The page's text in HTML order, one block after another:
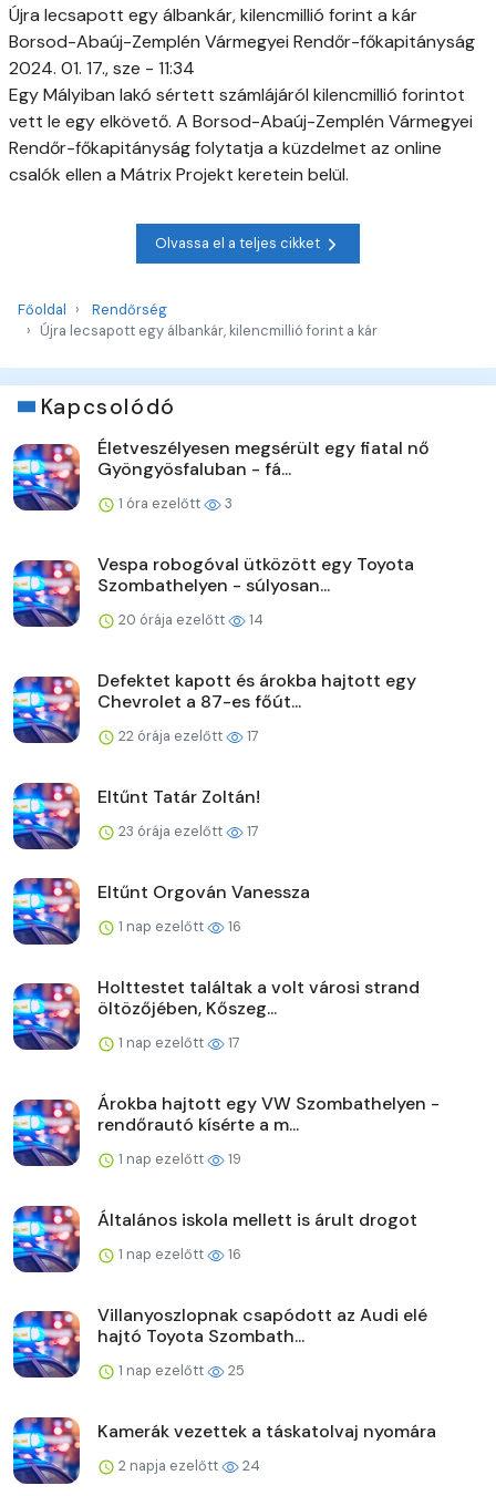
Újra lecsapott egy álbankár, kilencmillió forint a kár
Borsod-Abaúj-Zemplén Vármegyei Rendőr-főkapitányság
2024. 01. 17., sze - 11:34
Egy Mályiban lakó sértett számlájáról kilencmillió forintot
vett le egy elkövető. A Borsod-Abaúj-Zemplén Vármegyei
Rendőr-főkapitányság folytatja a küzdelmet az online
csalók ellen a Mátrix Projekt keretein belül.
Olvassa el a teljes cikket
Főoldal
Rendőrség
Újra lecsapott egy álbankár, kilencmillió forint a kár
Kapcsolódó
Életveszélyesen megsérült egy fiatal nő
Gyöngyösfaluban - fá...
1 óra ezelőtt 3
Vespa robogóval ütközött egy Toyota
Szombathelyen - súlyosan...
20 órája ezelőtt 14
Defektet kapott és árokba hajtott egy
Chevrolet a 87-es főút...
22 órája ezelőtt 17
Eltűnt Tatár Zoltán!
23 órája ezelőtt 17
Eltűnt Orgován Vanessza
1 nap ezelőtt 16
Holttestet találtak a volt városi strand
öltözőjében, Kőszeg...
1 nap ezelőtt 17
Árokba hajtott egy VW Szombathelyen -
rendőrautó kísérte a m...
1 nap ezelőtt 19
Általános iskola mellett is árult drogot
1 nap ezelőtt 16
Villanyoszlopnak csapódott az Audi elé
hajtó Toyota Szombath...
1 nap ezelőtt 25
Kamerák vezettek a táskatolvaj nyomára
2 napja ezelőtt 24